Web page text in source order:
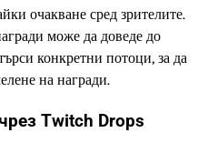
очакване сред зрителите.
може да доведе до
конкретни потоци, за да
на награди.
Twitch Drops